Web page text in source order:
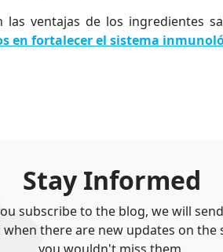
ventajas de los ingredientes
en fortalecer el sistema
Stay Informed
subscribe to the blog, we will
when there are new updates on the